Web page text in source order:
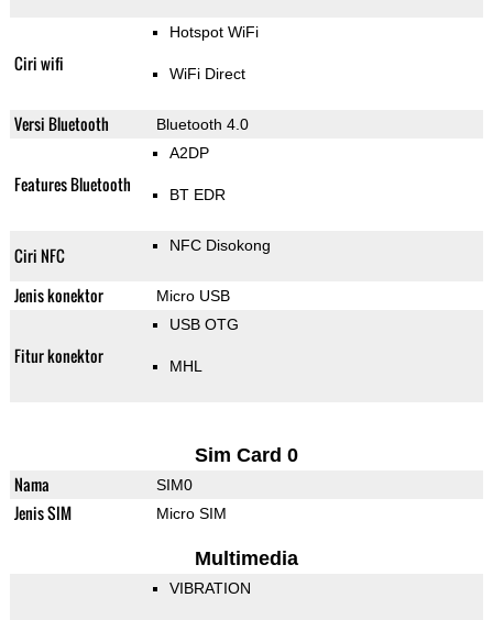
Ciri wifi
Hotspot WiFi
WiFi Direct
Versi Bluetooth Bluetooth 4.0
Features Bluetooth
A2DP
BT EDR
Ciri NFC NFC Disokong
Jenis konektor Micro USB
Fitur konektor
USB OTG
MHL
Sim Card 0
Nama SIM0
Jenis SIM Micro SIM
Multimedia
VIBRATION